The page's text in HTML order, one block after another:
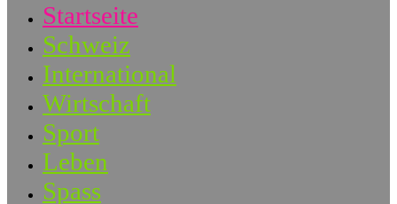
Startseite
Schweiz
International
Wirtschaft
Sport
Leben
Spass